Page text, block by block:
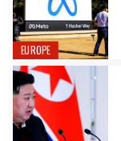
EUROPE